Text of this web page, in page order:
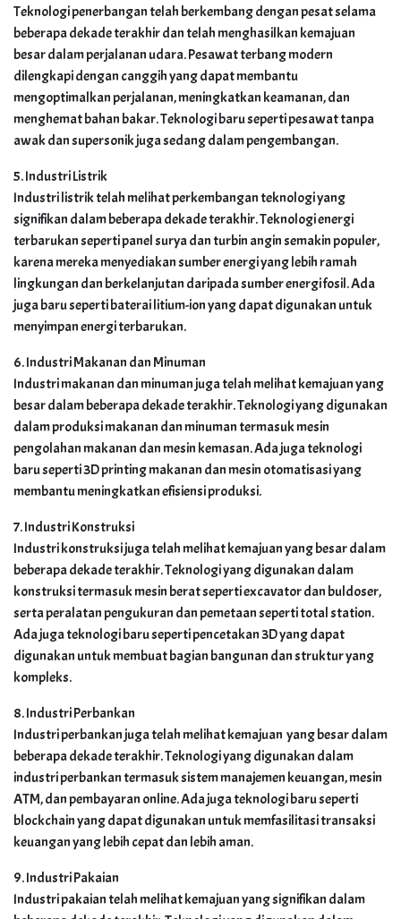
Teknologi penerbangan telah berkembang dengan pesat selama
beberapa dekade terakhir dan telah menghasilkan kemajuan
besar dalam perjalanan udara. Pesawat terbang modern
dilengkapi dengan canggih yang dapat membantu
mengoptimalkan perjalanan, meningkatkan keamanan, dan
menghemat bahan bakar. Teknologi baru seperti pesawat tanpa
awak dan supersonik juga sedang dalam pengembangan.
5. Industri Listrik
Industri listrik telah melihat perkembangan teknologi yang
signifikan dalam beberapa dekade terakhir. Teknologi energi
terbarukan seperti panel surya dan turbin angin semakin populer,
karena mereka menyediakan sumber energi yang lebih ramah
lingkungan dan berkelanjutan daripada sumber energi fosil. Ada
juga baru seperti baterai litium-ion yang dapat digunakan untuk
menyimpan energi terbarukan.
6. Industri Makanan dan Minuman
Industri makanan dan minuman juga telah melihat kemajuan yang
besar dalam beberapa dekade terakhir. Teknologi yang digunakan
dalam produksi makanan dan minuman termasuk mesin
pengolahan makanan dan mesin kemasan. Ada juga teknologi
baru seperti 3D printing makanan dan mesin otomatisasi yang
membantu meningkatkan efisiensi produksi.
7. Industri Konstruksi
Industri konstruksi juga telah melihat kemajuan yang besar dalam
beberapa dekade terakhir. Teknologi yang digunakan dalam
konstruksi termasuk mesin berat seperti excavator dan buldoser,
serta peralatan pengukuran dan pemetaan seperti total station.
Ada juga teknologi baru seperti pencetakan 3D yang dapat
digunakan untuk membuat bagian bangunan dan struktur yang
kompleks.
8. Industri Perbankan
Industri perbankan juga telah melihat kemajuan yang besar dalam
beberapa dekade terakhir. Teknologi yang digunakan dalam
industri perbankan termasuk sistem manajemen keuangan, mesin
ATM, dan pembayaran online. Ada juga teknologi baru seperti
blockchain yang dapat digunakan untuk memfasilitasi transaksi
keuangan yang lebih cepat dan lebih aman.
9. Industri Pakaian
Industri pakaian telah melihat kemajuan yang signifikan dalam